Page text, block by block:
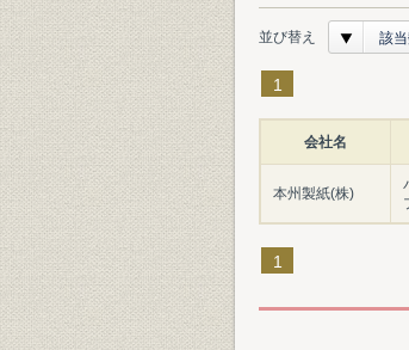
並び替え 該
1
会社名
本州製紙(株)
1